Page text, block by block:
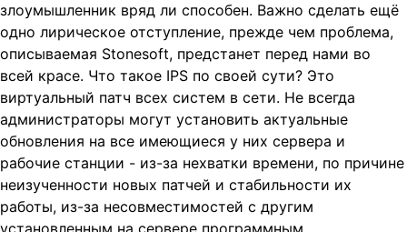
злоумышленник вряд ли способен. Важно сделать ещё
одно лирическое отступление, прежде чем проблема,
описываемая Stonesoft, предстанет перед нами во
всей красе. Что такое IPS по своей сути? Это
виртуальный патч всех систем в сети. Не всегда
администраторы могут установить актуальные
обновления на все имеющиеся у них сервера и
рабочие станции - из-за нехватки времени, по причине
неизученности новых патчей и стабильности их
работы, из-за несовместимостей с другим